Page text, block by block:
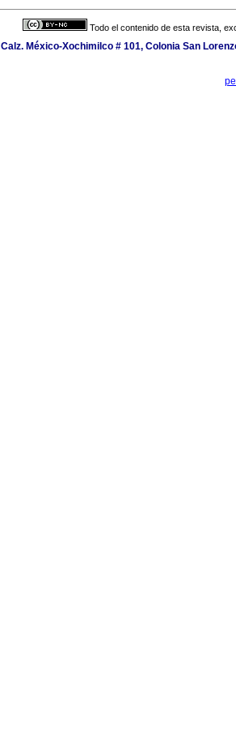
Todo el contenido de esta revista,
Calz. México-Xochimilco # 101, Colonia San